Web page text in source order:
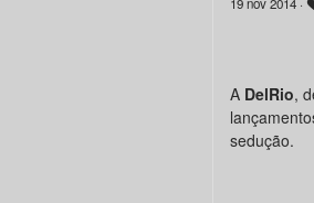
A DelRio,
sedução.